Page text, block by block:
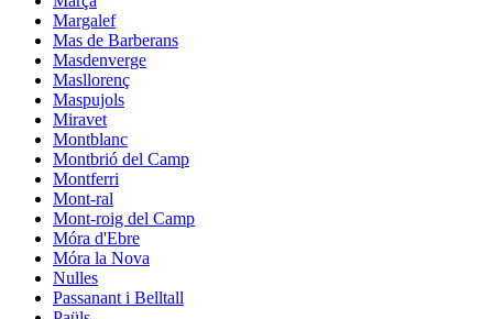
Margalef
Mas de Barberans
Masdenverge
Masllorenç
Maspujols
Miravet
Montblanc
Montbrió del Camp
Montferri
Mont-ral
Mont-roig del Camp
Móra d'Ebre
Móra la Nova
Nulles
Passanant i Belltall